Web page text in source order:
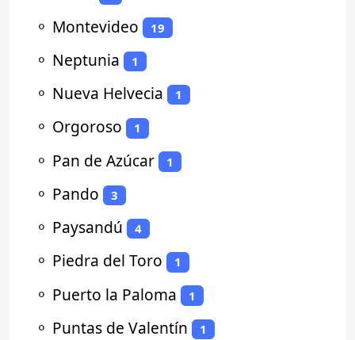
⚬ Montevideo 19
⚬ Neptunia 1
⚬ Nueva Helvecia 1
⚬ Orgoroso 1
⚬ Pan de Azúcar 1
⚬ Pando 3
⚬ Paysandú 4
⚬ Piedra del Toro 1
⚬ Puerto la Paloma 1
⚬ Puntas de Valentín 1